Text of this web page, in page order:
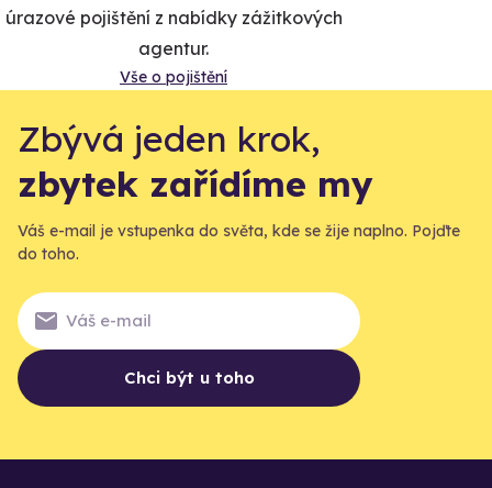
úrazové pojištění z nabídky zážitkových
agentur.
Vše o pojištění
Zbývá jeden krok,
zbytek zařídíme my
Váš e-mail je vstupenka do světa, kde se žije naplno. Pojďte
do toho.
Chci být u toho